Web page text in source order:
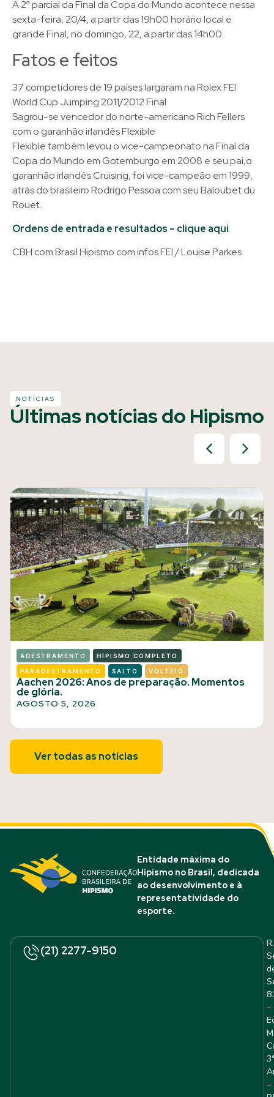
A 2ª parcial da Final da Copa do Mundo acontece nessa
sexta-feira, 20/4, a partir das 19h00 horário local e
grande Final, no domingo, 22, a partir das 14h00.
Fatos e feitos
37 competidores de 19 países largaram na Rolex FEI
World Cup Jumping 2011/2012 Final
Sagrou-se vencedor do norte-americano Rich Fellers
com o garanhão irlandês Flexible
Flexible também levou o vice-campeonato na Final da
Copa do Mundo em Gotemburgo em 2008 e seu pai,o
garanhão irlandês Cruising, foi vice-campeão em 1999,
atrás do brasileiro Rodrigo Pessoa com seu Baloubet du
Rouet.
Ordens de entrada e resultados – clique aqui
CBH com Brasil Hipismo com infos FEI / Louise Parkes
NOTÍCIAS
Últimas notícias do Hipismo
ADESTRAMENTO HIPISMO COMPLETO
PARADESTRAMENTO SALTO VOLTEIO
Aachen 2026: Anos de preparação. Momentos
de glória.
AGOSTO 5, 2026
Ver todas as notícias
Entidade máxima do
Hipismo no Brasil, dedicada
ao desenvolvimento e à
representatividade do
esporte.
(21) 2277-9150
R.
–
–